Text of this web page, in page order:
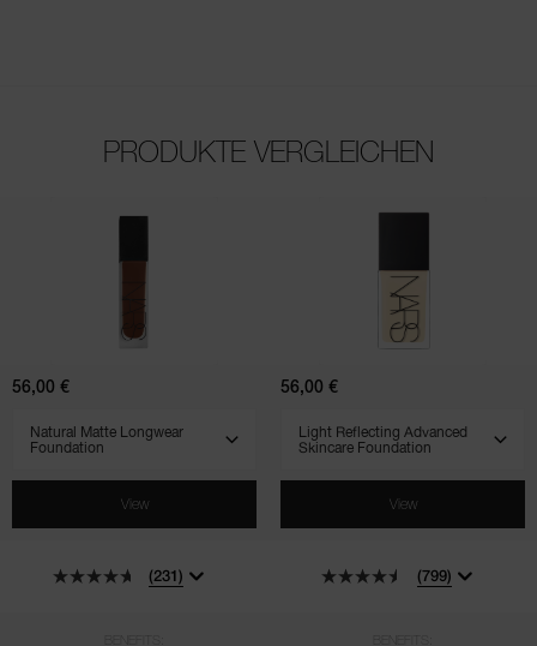
PRODUKTE VERGLEICHEN
Matte
Longwear
Foundation
56,00 €
View
(231)
Light
Reflecting
Advanced
Skincare
56,00 €
View
(799)